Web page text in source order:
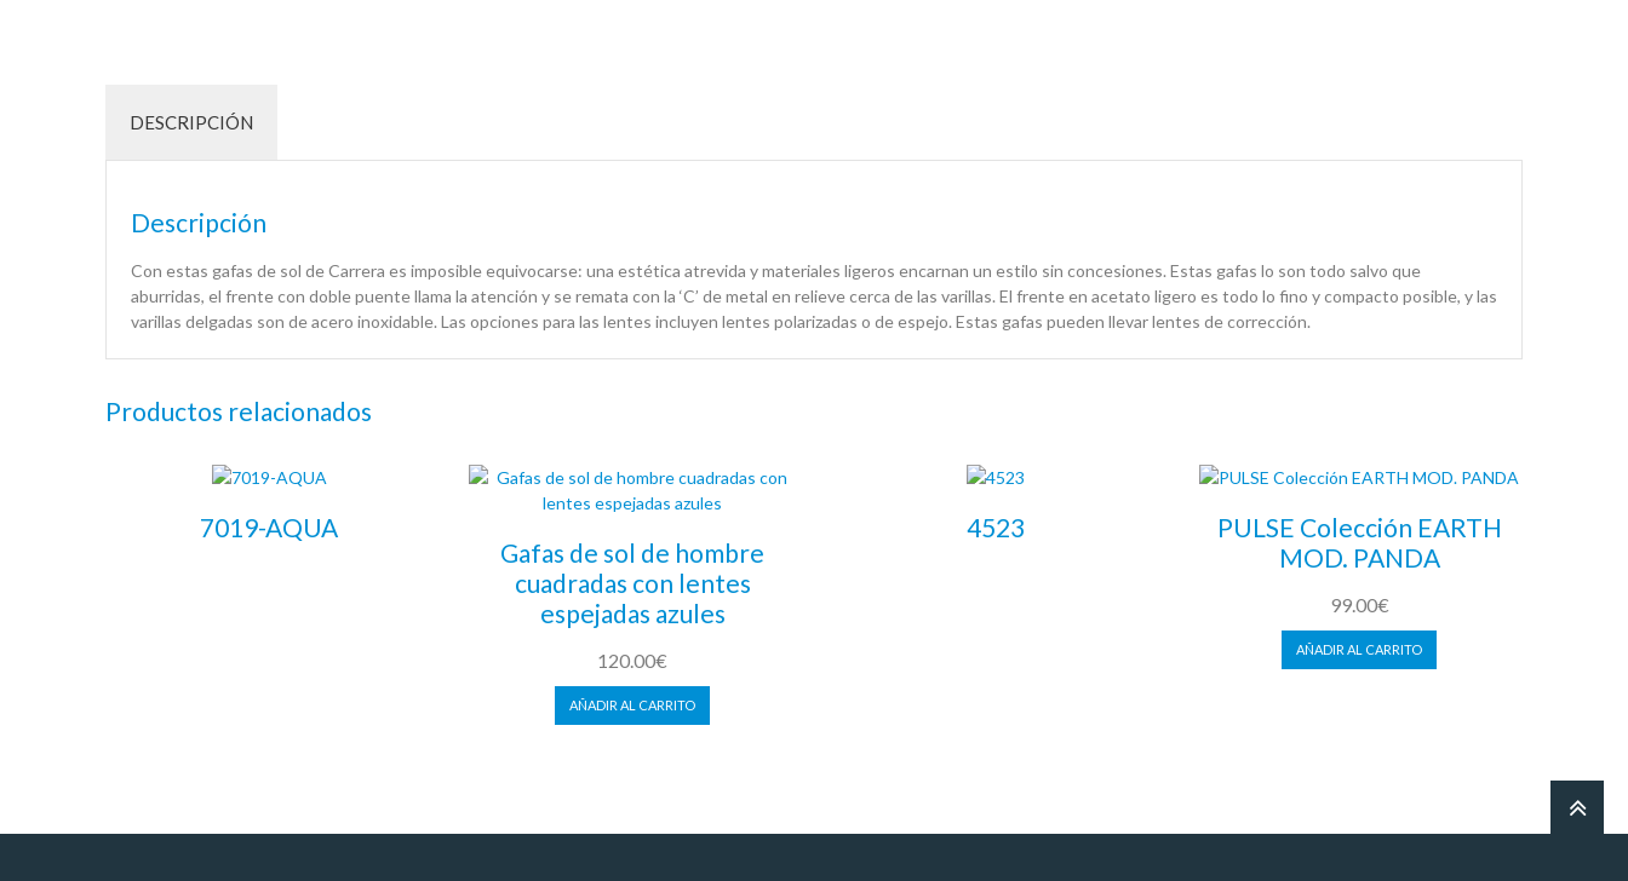
DESCRIPCIÓN
Descripción
Con estas gafas de sol de Carrera es imposible equivocarse: una estética atrevida y materiales ligeros encarnan un estilo sin concesiones. Estas gafas lo son todo salvo que
aburridas, el frente con doble puente llama la atención y se remata con la ‘C’ de metal en relieve cerca de las varillas. El frente en acetato ligero es todo lo fino y compacto posible, y las
varillas delgadas son de acero inoxidable. Las opciones para las lentes incluyen lentes polarizadas o de espejo. Estas gafas pueden llevar lentes de corrección.
Productos relacionados
7019-AQUA
Gafas de sol de hombre
cuadradas con lentes
espejadas azules
120.00€
AÑADIR AL CARRITO
4523
PULSE Colección EARTH
MOD. PANDA
99.00€
AÑADIR AL CARRITO